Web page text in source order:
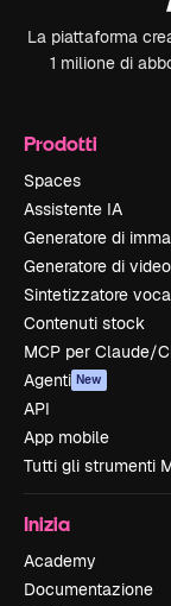
La piattaforma
1 milione di
Prodotti
Spaces
Assistente IA
Generatore di
Generatore di
Sintetizzatore
Contenuti stock
MCP per Claude/
Agenti New
API
App mobile
Tutti gli strumenti
Inizia
Academy
Documentazione